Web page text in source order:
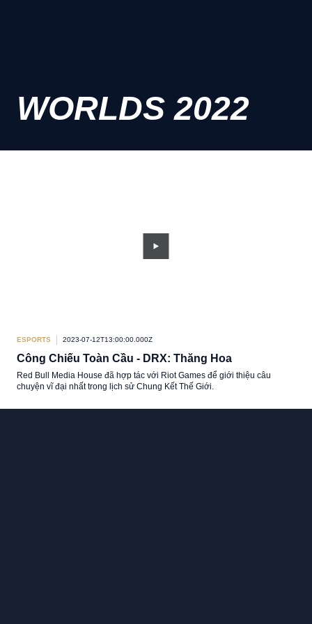
WORLDS 2022
ESPORTS 2023-07-12T13:00:00.000Z
Công Chiếu Toàn Cầu - DRX: Thăng Hoa
Red Bull Media House đã hợp tác với Riot Games để giới thiệu câu
chuyện vĩ đại nhất trong lịch sử Chung Kết Thế Giới.